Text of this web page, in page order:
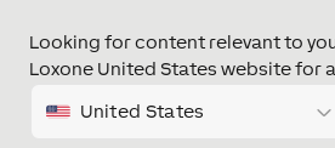
Looking for content relevant to
Loxone United States website for
United States